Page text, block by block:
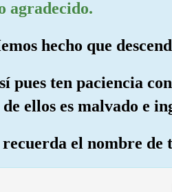
agradecido.
hecho que
pues ten paciencia
ellos es malvado e
recuerda el nombre de